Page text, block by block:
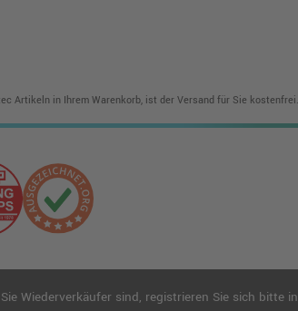
Artikeln in Ihrem Warenkorb, ist der Versand für Sie kostenfrei.
Wiederverkäufer sind, registrieren Sie sich bitte